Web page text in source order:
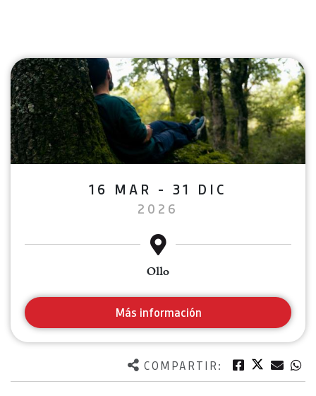
COMPARTIR: Facebook
Twitter
16 MAR - 31 DIC
2026
Ollo
Más información